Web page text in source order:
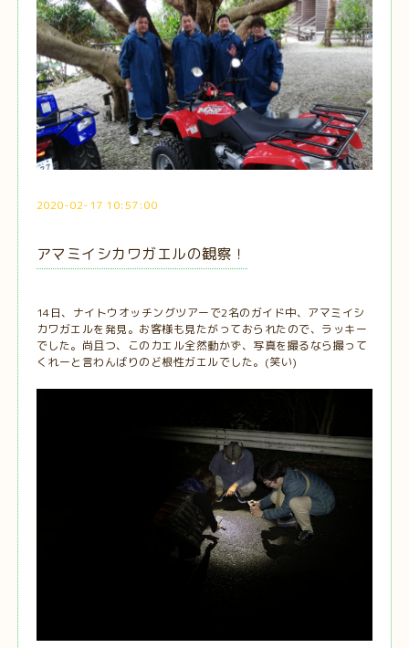
2020-02-17 10:57:00
アマミイシカワガエルの観察！
14日、ナイトウオッチングツアーで2名のガイド中、アマミイシ
カワガエルを発見。お客様も見たがっておられたので、ラッキー
でした。尚且つ、このカエル全然動かず、写真を撮るなら撮って
くれーと言わんばりのど根性ガエルでした。(笑い)